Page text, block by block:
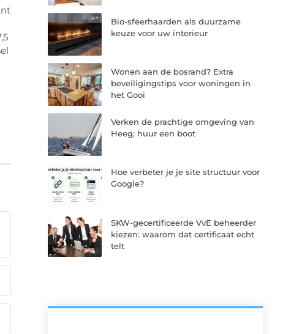
Bio-sfeerhaarden als duurzame
keuze voor uw interieur
Wonen aan de bosrand? Extra
beveiligingstips voor woningen in
het Gooi
Verken de prachtige omgeving van
Heeg; huur een boot
Hoe verbeter je je site structuur voor
Google?
SKW-gecertificeerde VvE beheerder
kiezen: waarom dat certificaat echt
telt